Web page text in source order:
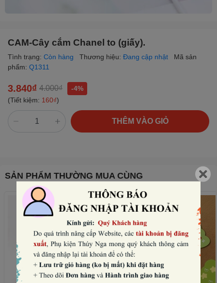
CAM-Cây cắm Chanel to (giấy).
Tình trạng: Còn hàng Thương hiệu: Đang cập nhật
Mã sản
phẩm: Q1311
3.840₫ 4.000₫
-4%
(Tiết kiệm: 160₫)
THÊM VÀO GIỎ
SẢN PHẨM THƯỜNG MUA CÙNG